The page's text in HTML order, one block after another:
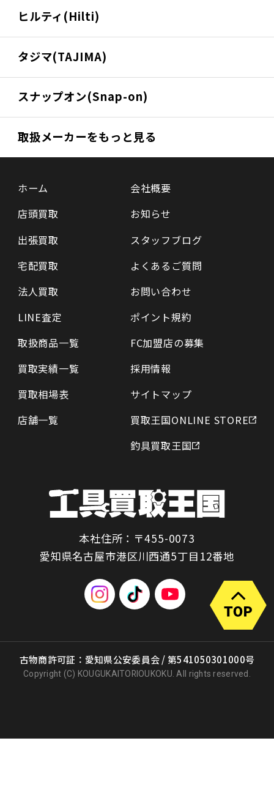
ヒルティ(Hilti)
タジマ(TAJIMA)
スナップオン(Snap-on)
取扱メーカーをもっと見る
ホーム
店頭買取
出張買取
宅配買取
法人買取
LINE査定
取扱商品一覧
買取実績一覧
買取相場表
店舗一覧
会社概要
お知らせ
スタッフブログ
よくあるご質問
お問い合わせ
ポイント規約
FC加盟店の募集
採用情報
サイトマップ
買取王国ONLINE STORE
釣具買取王国
本社住所：〒455-0073
愛知県名古屋市港区川西通5丁目12番地
古物商許可証：愛知県公安委員会 / 第541050301000号
Copyright (C) KOUGUKAITORIOUKOKU. All rights reserved.